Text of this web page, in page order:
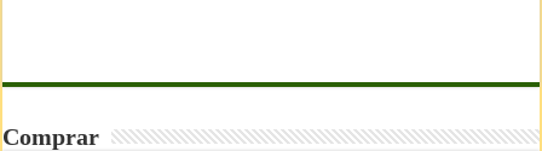
Comprar